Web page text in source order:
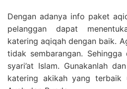
Dengan adanya info paket
pelanggan dapat
katering aqiqah dengan baik.
tidak sembarangan.
syari’at Islam. Gunakanlah
katering akikah yang terbaik